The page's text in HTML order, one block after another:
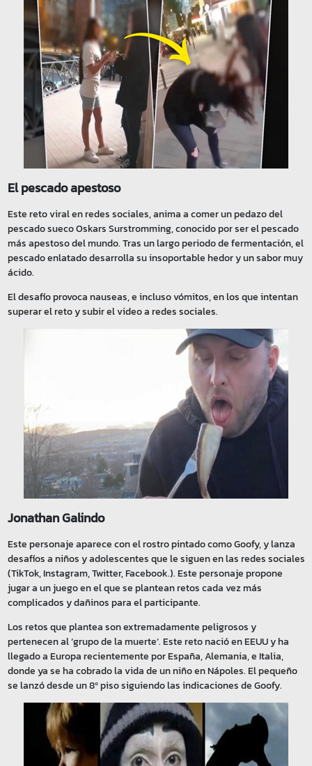
El pescado apestoso
Este reto viral en redes sociales, anima a comer un pedazo del
pescado sueco Oskars Surstromming, conocido por ser el pescado
más apestoso del mundo. Tras un largo periodo de fermentación, el
pescado enlatado desarrolla su insoportable hedor y un sabor muy
ácido.
El desafío provoca nauseas, e incluso vómitos, en los que intentan
superar el reto y subir el video a redes sociales.
Jonathan Galindo
Este personaje aparece con el rostro pintado como Goofy, y lanza
desafíos a niños y adolescentes que le siguen en las redes sociales
(TikTok, Instagram, Twitter, Facebook.). Este personaje propone
jugar a un juego en el que se plantean retos cada vez más
complicados y dañinos para el participante.
Los retos que plantea son extremadamente peligrosos y
pertenecen al ‘grupo de la muerte’. Este reto nació en EEUU y ha
llegado a Europa recientemente por España, Alemania, e Italia,
donde ya se ha cobrado la vida de un niño en Nápoles. El pequeño
se lanzó desde un 8º piso siguiendo las indicaciones de Goofy.